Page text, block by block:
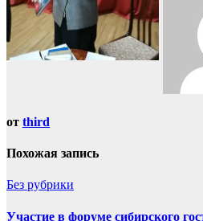
от third
Похожая запись
Без рубрики
Участие в форуме сибирского